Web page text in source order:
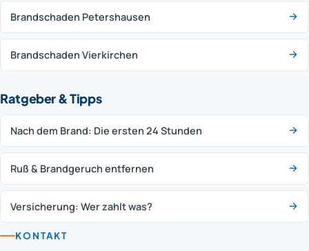
Brandschaden Petershausen
Brandschaden Vierkirchen
Ratgeber & Tipps
Nach dem Brand: Die ersten 24 Stunden
Ruß & Brandgeruch entfernen
Versicherung: Wer zahlt was?
KONTAKT